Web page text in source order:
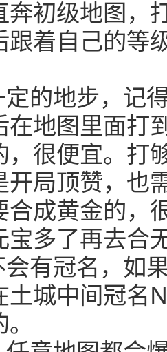
奔初级地图，
跟着自己的等
的地步，记
在地图里面打
，很便宜。打
开局顶赞，也
合成黄金的，
宝多了再去合
有冠名，如
土城中间冠名